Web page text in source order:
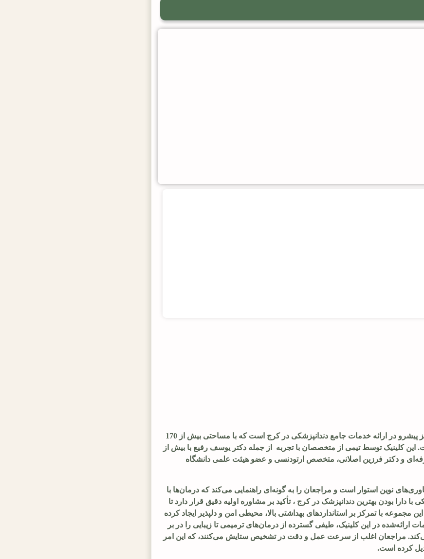
کلینیک دندانپزشکی مهرویلا، واقع در منطقه مهرویلا، یکی از مراکز پیشرو در ارائه خدمات جامع دندانپزشکی در کرج است که با مساحتی بیش از 170
این کلینیک توسط تیمی از متخصصان با تجربه از جمله دکتر یوسف رفیع با بیش از
باقری‌نژاد با 13 سال فعالیت حرفه‌ای و دکتر فرزین اصلانی، متخصص ارتودنسی و عضو هیئت علمی دانشگاه
نوین استوار است و مراجعان را به گونه‌ای راهنمایی می‌کند که درمان‌ها با
دارا بودن بهترین دندانپزشک در کرج ، تأکید بر مشاوره اولیه دقیق قرار دارد تا
مجموعه با تمرکز بر استانداردهای بهداشتی بالا، محیطی امن و دلپذیر ایجاد کرده
ارائه‌شده در این کلینیک، طیفی گسترده از درمان‌های ترمیمی تا زیبایی را در بر
می‌کند. مراجعان اغلب از سرعت عمل و دقت در تشخیص ستایش می‌کنند، که این امر
کرده است.